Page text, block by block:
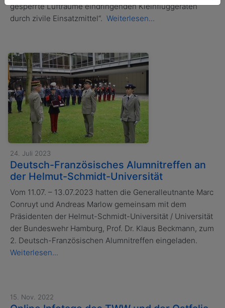
gesperrte Lufträume eindringenden Kleinfluggeräten
durch zivile Einsatzmittel“. Weiterlesen...
24. Juli 2023
Deutsch-Französisches Alumnitreffen an
der Helmut-Schmidt-Universität
Vom 11.07. – 13.07.2023 hatten die Generalleutnante Marc
Conruyt und Andreas Marlow gemeinsam mit dem
Präsidenten der Helmut-Schmidt-Universität / Universität
der Bundeswehr Hamburg, Prof. Dr. Klaus Beckmann, zum
2. Deutsch-Französischen Alumnitreffen eingeladen.
Weiterlesen...
15. Nov. 2022